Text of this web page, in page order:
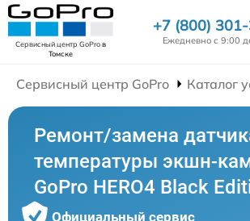
Сервисный центр GoProв
Томске
+7 (800)
Ежедневно с 9:00
Сервисный центр GoPro Каталог
Ремонт/замена
температуры экшн-
GoPro HERO4 Black
Официальный сервис